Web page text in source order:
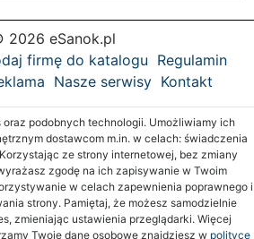
2026 eSanok.pl
firmę do katalogu Regulamin
Nasze serwisy Kontakt
podobnych technologii. Umożliwiamy ich
dostawcom m.in. w celach: świadczenia
ze strony internetowej, bez zmiany
zgodę na ich zapisywanie w Twoim
w celach zapewnienia poprawnego i
strony. Pamiętaj, że możesz samodzielnie
zmieniając ustawienia przeglądarki. Więcej
Twoje dane osobowe znajdziesz w polityce